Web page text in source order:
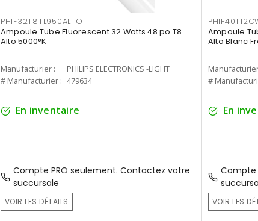
PHIF32T8TL950ALTO
Ampoule Tube Fluorescent 32 Watts 48 po T8
Alto 5000°K
Manufacturier :
PHILIPS ELECTRONICS -LIGHT
# Manufacturier : 479634
En inventaire
Compte PRO seulement. Contactez votre
succursale
VOIR LES DÉTAILS
Ampoule
Alto Blanc
#
En
Compte
VOIR LES